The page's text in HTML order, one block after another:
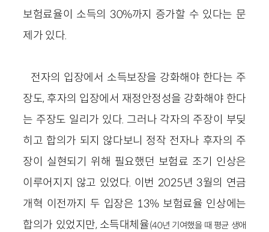
보험료율이 소득의 30%까지 증가할 수 있다는 문
제가 있다.
전자의 입장에서 소득보장을 강화해야 한다는 주
장도, 후자의 입장에서 재정안정성을 강화해야 한다
는 주장도 일리가 있다. 그러나 각자의 주장이 부딪
히고 합의가 되지 않다보니 정작 전자나 후자의 주
장이 실현되기 위해 필요했던 보험료 조기 인상은
이루어지지 않고 있었다. 이번 2025년 3월의 연금
개혁 이전까지 두 입장은 13% 보험료율 인상에는
합의가 있었지만, 소득대체율(40년 기여했을 때 평균 생애